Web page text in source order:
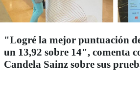
"Logré la mejor puntuación
un 13,92 sobre 14", comenta
Candela Sainz sobre sus